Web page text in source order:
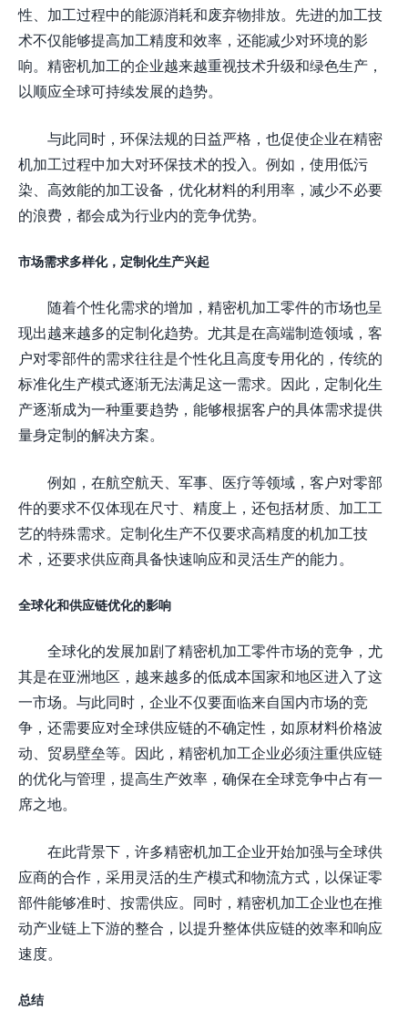
性、加工过程中的能源消耗和废弃物排放。先进的加工技
术不仅能够提高加工精度和效率，还能减少对环境的影
响。精密机加工的企业越来越重视技术升级和绿色生产，
以顺应全球可持续发展的趋势。
与此同时，环保法规的日益严格，也促使企业在精密
机加工过程中加大对环保技术的投入。例如，使用低污
染、高效能的加工设备，优化材料的利用率，减少不必要
的浪费，都会成为行业内的竞争优势。
市场需求多样化，定制化生产兴起
随着个性化需求的增加，精密机加工零件的市场也呈
现出越来越多的定制化趋势。尤其是在高端制造领域，客
户对零部件的需求往往是个性化且高度专用化的，传统的
标准化生产模式逐渐无法满足这一需求。因此，定制化生
产逐渐成为一种重要趋势，能够根据客户的具体需求提供
量身定制的解决方案。
例如，在航空航天、军事、医疗等领域，客户对零部
件的要求不仅体现在尺寸、精度上，还包括材质、加工工
艺的特殊需求。定制化生产不仅要求高精度的机加工技
术，还要求供应商具备快速响应和灵活生产的能力。
全球化和供应链优化的影响
全球化的发展加剧了精密机加工零件市场的竞争，尤
其是在亚洲地区，越来越多的低成本国家和地区进入了这
一市场。与此同时，企业不仅要面临来自国内市场的竞
争，还需要应对全球供应链的不确定性，如原材料价格波
动、贸易壁垒等。因此，精密机加工企业必须注重供应链
的优化与管理，提高生产效率，确保在全球竞争中占有一
席之地。
在此背景下，许多精密机加工企业开始加强与全球供
应商的合作，采用灵活的生产模式和物流方式，以保证零
部件能够准时、按需供应。同时，精密机加工企业也在推
动产业链上下游的整合，以提升整体供应链的效率和响应
速度。
总结